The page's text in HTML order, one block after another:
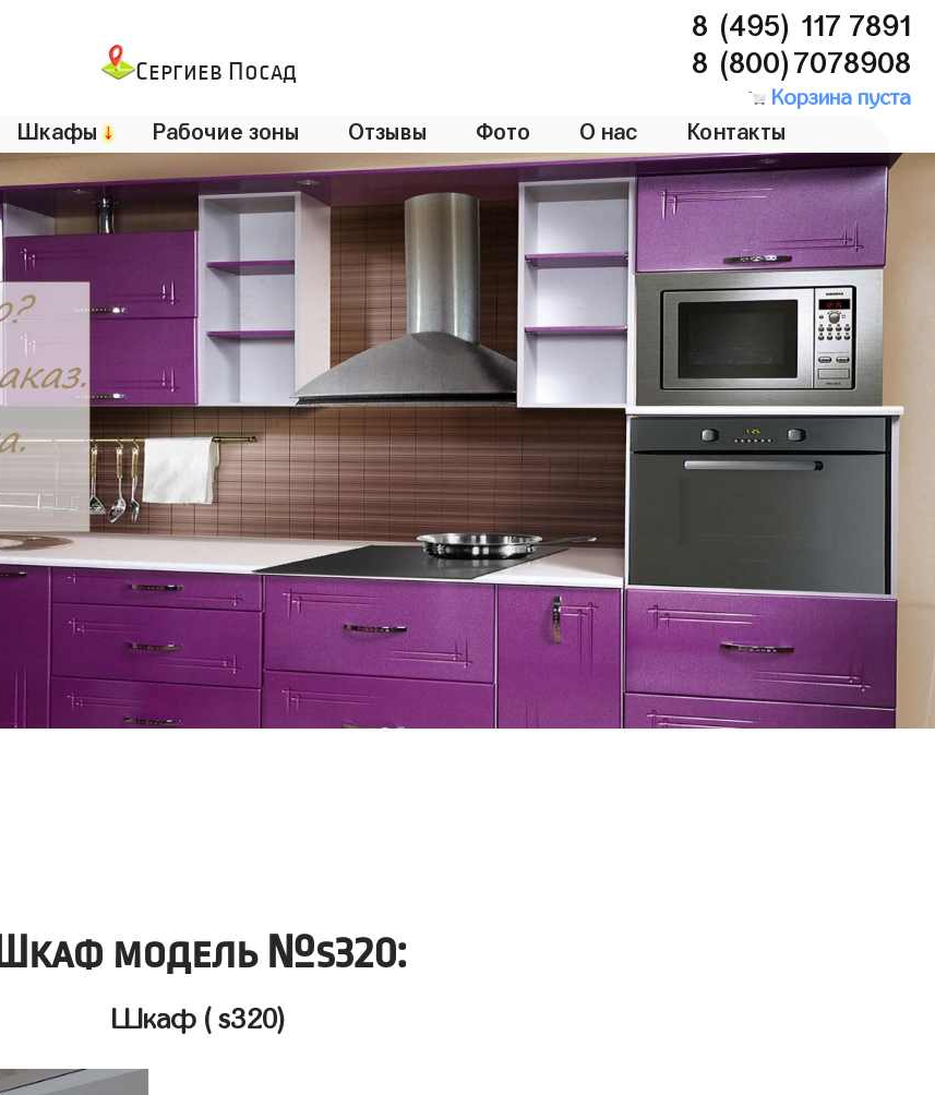
Сергиев Посад
8 (495) 117 7891
8 (800)7078908
Корзина пуста
Шкафы↓ Рабочие зоны Отзывы Фото О нас Контакты
Шкаф модель №s320:
Шкаф ( s320)